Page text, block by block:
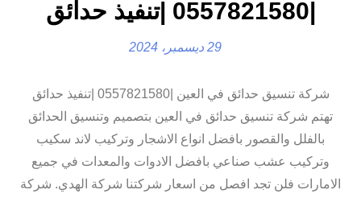
|0557821580 |تنفيذ حدائق
29 ديسمبر، 2024
شركة تنسيق حدائق في العين |0557821580 |تنفيذ حدائق
تهتم شركة تنسيق حدائق في العين بتصميم وتنسيق الحدائق
بالفلل والقصور بافضل انواع الاشجار وتركيب لاند سكيب
وتركيب عشب صناعي بافضل الادوات والمعدات في جميع
الامارات فلن تجد افصل من اسعار شركتنا شركة الهدي. شركة